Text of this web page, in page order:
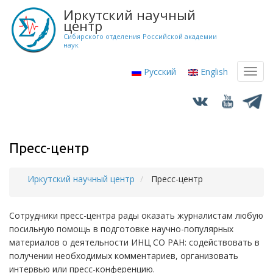
Перейти
основному
содержанию
Иркутский научный
центр
Сибирского отделения Российской академии
наук
Русский English
Пресс-центр
Иркутский научный центр Пресс-центр
Сотрудники пресс-центра рады оказать журналистам любую
посильную помощь в подготовке научно-популярных
материалов о деятельности ИНЦ СО РАН: содействовать в
получении необходимых комментариев, организовать
интервью или пресс-конференцию.